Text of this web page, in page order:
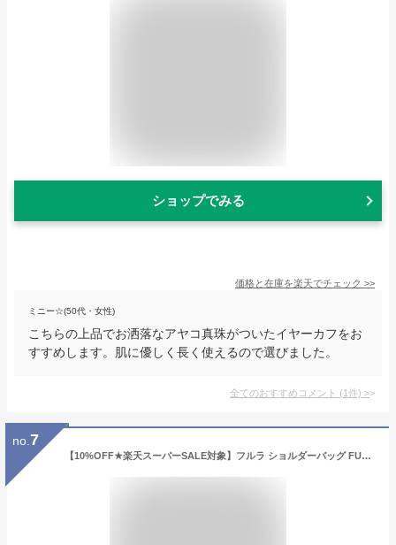
ショップでみる
価格と在庫を楽天でチェック >>
ミニー☆(50代・女性)
こちらの上品でお洒落なアヤコ真珠がついたイヤーカフをお
すすめします。肌に優しく長く使えるので選びました。
全てのおすすめコメント (1件) >
no. 7
【10%OFF★楽天スーパーSALE対象】フルラ ショルダーバッグ FURLA プリムラ WE00290-BX0053-1257S-9-035 レディース ベージュ